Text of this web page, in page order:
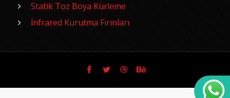
Statik Toz Boya Kürleme
İnfrared Kurutma Fırınları